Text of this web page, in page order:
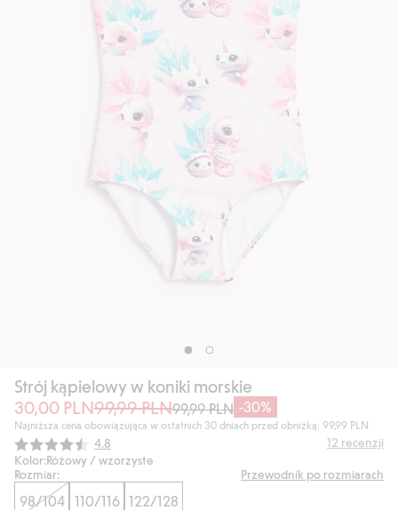
Strój kąpielowy w koniki morskie
30,00 PLN99,99 PLN99,99 PLN -30%
Najniższa cena obowiązująca w ostatnich 30 dniach przed obniżką: 99,99 PLN
Średnia ocena:
4.8 12 recenzji
Kolor:Różowy / wzorzyste
Rozmiar:
Przewodnik po rozmiarach
98/104 110/116 122/128